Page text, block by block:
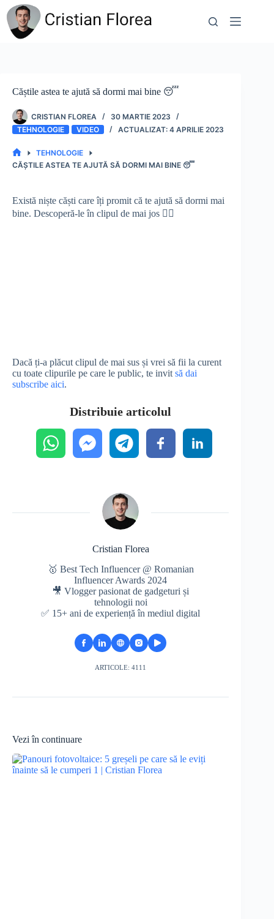
Sari
conținut
Căștile astea te ajută să dormi mai bine 😴
CRISTIAN FLOREA
30 MARTIE 2023
TEHNOLOGIE
VIDEO 4 APRILIE 2023
PRIMA
TEHNOLOGIE
CĂȘTILE ASTEA TE AJUTĂ SĂ DORMI MAI BINE 😴
Există niște căști care îți promit că te ajută să dormi mai
bine. Descoperă-le în clipul de mai jos 👇🏻
Dacă ți-a plăcut clipul de mai sus și vrei să fii la curent
cu toate clipurile pe care le public, te invit să dai
subscribe aici.
Distribuie articolul
Cristian Florea
🥇 Best Tech Influencer @ Romanian
Influencer Awards 2024
🎥 Vlogger pasionat de gadgeturi și
tehnologii noi
✅ 15+ ani de experiență în mediul digital
ARTICOLE: 4111
Vezi în continuare